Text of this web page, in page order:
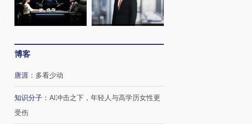
博客
唐涯 ： 多看少动
知识分子 ： AI冲击之下，年轻人与高学历女性更
受伤